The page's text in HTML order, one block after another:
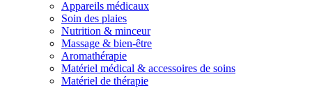
Appareils médicaux
Soin des plaies
Nutrition & minceur
Massage & bien-être
Aromathérapie
Matériel médical & accessoires de soins
Matériel de thérapie